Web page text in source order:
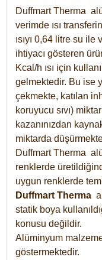
Duffmart Therma
verimde ısı
ısıyı 0,64 litre su
ihtiyacı gösteren
Kcal/h ısı için
gelmektedir. Bu ise
çekmekte, katılan
koruyucu sıvı)
kazanınızdan
miktarda
Duffmart Therma
renklerde
uygun renklerde
Duffmart Therma
statik boya
konusu değildir.
Alüminyum
göstermektedir.